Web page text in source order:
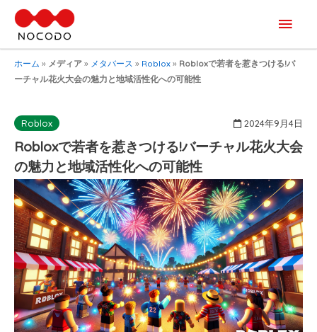
メ
イ
メ
ニ
ュ
ー
ホーム » メディア » メタバース » Roblox » Robloxで若者を惹きつける!バ
ーチャル花火大会の魅力と地域活性化への可能性
Roblox 2024年9月4日
Robloxで若者を惹きつける!バーチャル花火大会
の魅力と地域活性化への可能性